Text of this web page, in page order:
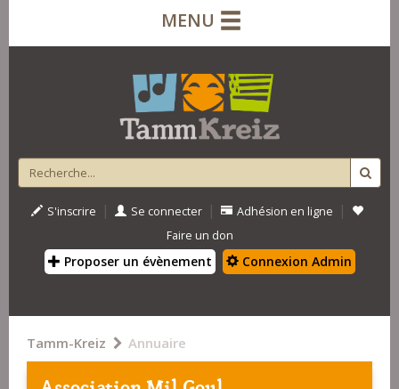
MENU
S'inscrire | Se connecter | Adhésion en ligne |
Faire un don
Proposer un évènement Connexion Admin
Tamm-Kreiz Annuaire